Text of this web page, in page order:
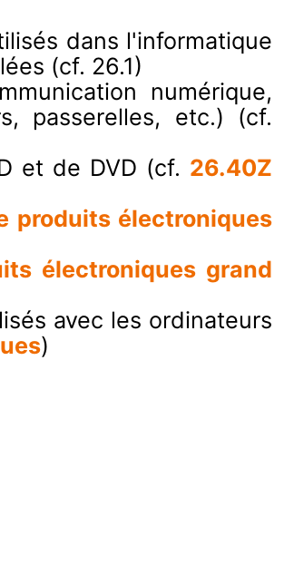
dans l'informatique
(cf. 26.1)
numérique,
passerelles, etc.) (cf.
et de DVD (cf. 26.40Z
produits électroniques
électroniques grand
avec les ordinateurs
)